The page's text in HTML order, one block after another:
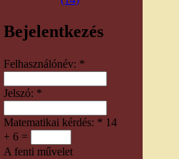
Bejelentkezés
Felhasználónév: *
Jelszó: *
Matematikai kérdés: * 14
+ 6 =
A fenti művelet